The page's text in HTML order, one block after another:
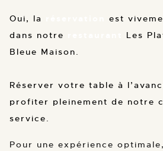
Oui, la
est
dans notre
Les
Bleue Maison.
Réserver votre table à
profiter pleinement de notre
service.
Pour une expérience